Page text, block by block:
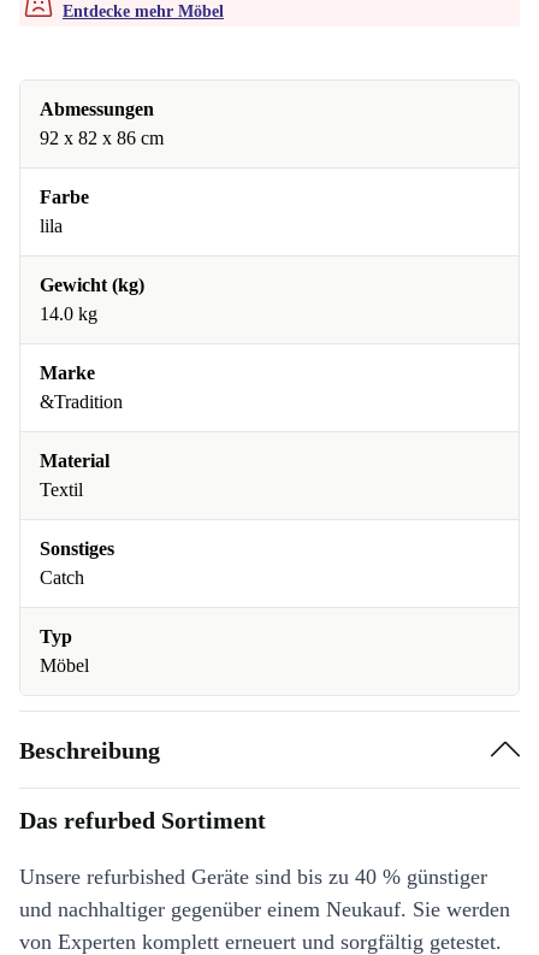
Entdecke mehr Möbel
Abmessungen
92 x 82 x 86 cm
Farbe
lila
Gewicht (kg)
14.0 kg
Marke
&Tradition
Material
Textil
Sonstiges
Catch
Typ
Möbel
Beschreibung
Das refurbed Sortiment
Unsere refurbished Geräte sind bis zu 40 % günstiger
und nachhaltiger gegenüber einem Neukauf. Sie werden
von Experten komplett erneuert und sorgfältig getestet.